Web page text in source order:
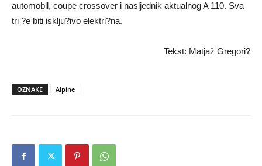
automobil, coupe crossover i nasljednik aktualnog A 110. Sva
tri ?e biti isklju?ivo elektri?na.
Tekst: Matjaž Gregori?
OZNAKE Alpine